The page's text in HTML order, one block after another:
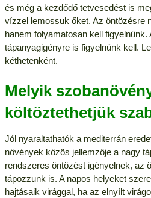
és még a kezdődő tetvesedést is
vízzel lemossuk őket. Az öntözésre
hanem folyamatosan kell
tápanyagigényre is figyelnünk kell.
kéthetenként.
Melyik
költöztethetjük
Jól nyaraltathatók a mediterrán
növények közös jellemzője a nagy
rendszeres öntözést igényelnek, az
tápozzunk is. A napos helyeket
hajtásaik virággal, ha az elnyílt